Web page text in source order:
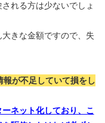
れる方は少ないでしょ
きな金額ですので、失
が不足していて損をし
ネット化しており、こ